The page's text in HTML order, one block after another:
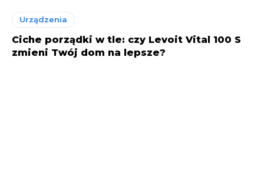
Urządzenia
Ciche porządki w tle: czy Levoit Vital 100 S
zmieni Twój dom na lepsze?